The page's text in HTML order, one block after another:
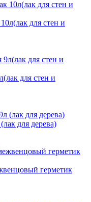
для стен и
для стен и
для дерева)
герметик